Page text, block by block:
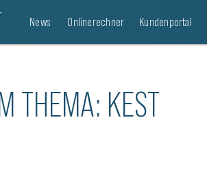
News Onlinerechner Kundenportal
THEMA: KEST